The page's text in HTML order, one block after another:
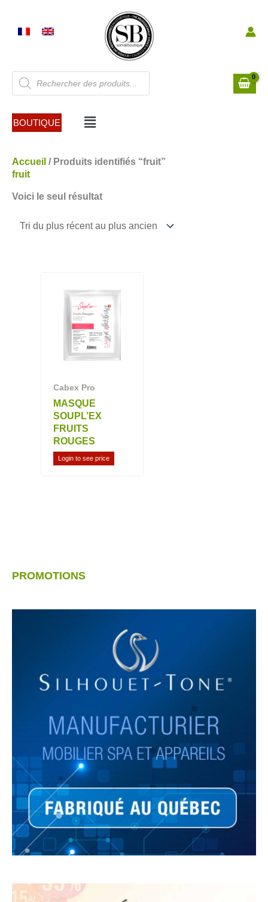
contenu
Recherche
de
produits
BOUTIQUE Menu
PROMOTIONS
Accueil / Produits identifiés “fruit”
fruit
Voici le seul résultat
Cabex Pro
MASQUE
SOUPL’EX
FRUITS
ROUGES
Login to see price